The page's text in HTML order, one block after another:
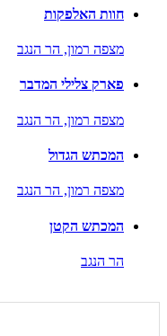
חוות האלפקות
מצפה רמון, הר הנגב
פארק צלילי המדבר
מצפה רמון, הר הנגב
המכתש הגדול
מצפה רמון, הר הנגב
המכתש הקטן
הר הנגב